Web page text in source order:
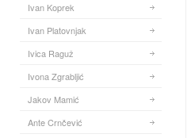
Ivan Koprek
Ivan Platovnjak
Ivica Raguž
Ivona Zgrabljić
Jakov Mamić
Ante Crnčević